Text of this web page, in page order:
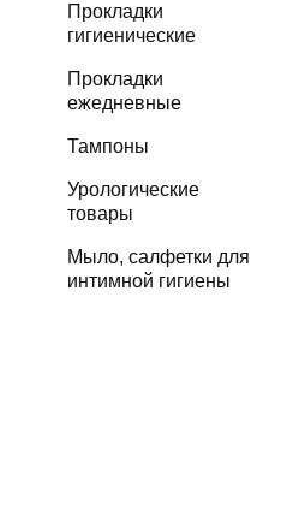
Прокладки
гигиенические
Прокладки
ежедневные
Тампоны
Урологические
товары
Мыло, салфетки для
интимной гигиены